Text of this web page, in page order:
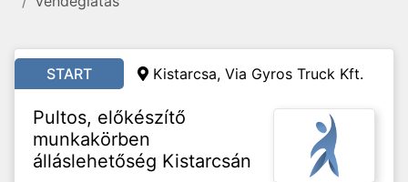
START Kistarcsa, Via Gyros Truck Kft.
Pultos, előkészítő
munkakörben
álláslehetőség Kistarcsán